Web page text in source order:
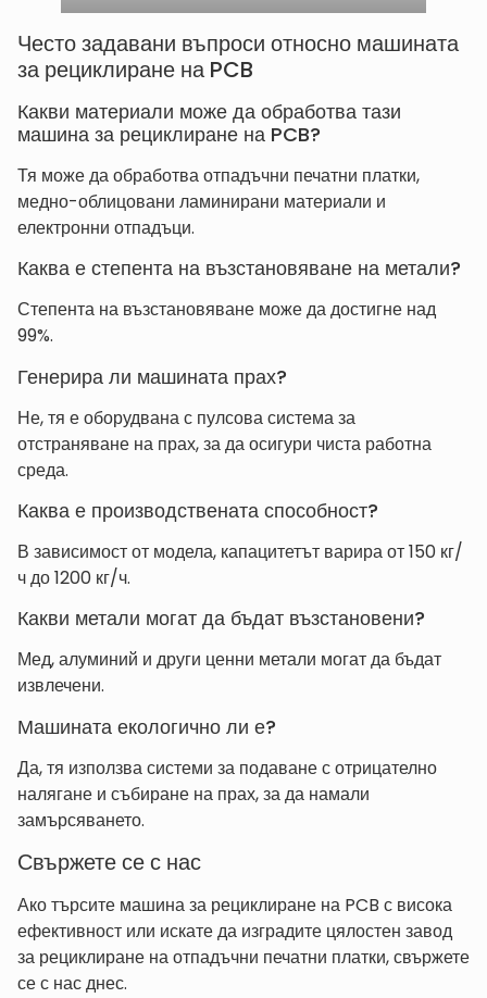
Често задавани въпроси относно машината
за рециклиране на PCB
Какви материали може да обработва тази
машина за рециклиране на PCB?
Тя може да обработва отпадъчни печатни платки,
медно-облицовани ламинирани материали и
електронни отпадъци.
Каква е степента на възстановяване на метали?
Степента на възстановяване може да достигне над
99%.
Генерира ли машината прах?
Не, тя е оборудвана с пулсова система за
отстраняване на прах, за да осигури чиста работна
среда.
Каква е производствената способност?
В зависимост от модела, капацитетът варира от 150 кг/
ч до 1200 кг/ч.
Какви метали могат да бъдат възстановени?
Мед, алуминий и други ценни метали могат да бъдат
извлечени.
Машината екологично ли е?
Да, тя използва системи за подаване с отрицателно
налягане и събиране на прах, за да намали
замърсяването.
Свържете се с нас
Ако търсите машина за рециклиране на PCB с висока
ефективност или искате да изградите цялостен завод
за рециклиране на отпадъчни печатни платки, свържете
се с нас днес.